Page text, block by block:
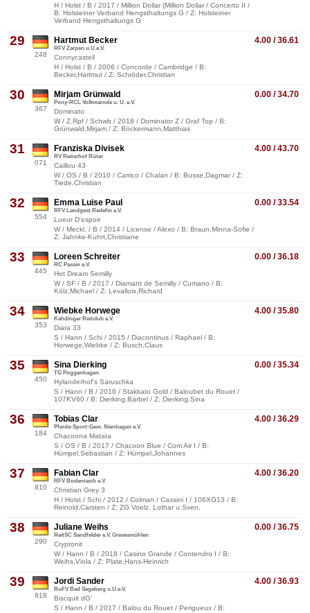
H / Holst / B / 2017 / Million Dollar (Million Dollar / Concerto II /
B: Holsteiner Verband Hengsthaltungs G / Z: Holsteiner
Verband Hengsthaltungs G
29
248
4.00 / 36.61
Hartmut Becker
RFV Zarpen u.U.e.V.
Connycastell
H / Holst / B / 2006 / Concorde / Cambridge / B:
Becker,Hartmut / Z: Schröder,Christian
30
367
0.00 / 34.70
Mirjam Grünwald
Pony-RCL Volkmarode u. U. e.V.
Dominato
W / Z.Rpf / Schwb / 2018 / Dominator Z / Graf Top / B:
Grünwald,Mirjam / Z: Böckermann,Matthias
31
071
4.00 / 43.70
Franziska Divisek
RV Reiterhof Rüter
Caillou 43
W / OS / B / 2010 / Carrico / Chalan / B: Busse,Dagmar / Z:
Tiede,Christian
32
554
0.00 / 33.54
Emma Luise Paul
RFV Landgest.Redefin e.V.
Lueur D'espoir
W / Meckl. / B / 2014 / License / Alexo / B: Braun,Minna-Sofie /
Z: Jahnke-Kuhrt,Christiane
33
445
0.00 / 36.18
Loreen Schreiter
RC Passin e.V.
Hot Dream Semilly
W / SF / B / 2017 / Diamant de Semilly / Cumano / B:
Kölz,Michael / Z: Levallois,Richard
34
353
4.00 / 35.80
Wiebke Horwege
Kehdinger Reitclub e.V.
Diara 33
S / Hann / Schi / 2015 / Diacontinus / Raphael / B:
Horwege,Wiebke / Z: Busch,Claus
35
450
0.00 / 35.34
Sina Dierking
TG Poggenhagen
Hylanderhof's Saruschka
S / Hann / B / 2016 / Stakkato Gold / Baloubet du Rouet /
107KV60 / B: Dierking,Bärbel / Z: Dierking,Sina
36
184
4.00 / 36.29
Tobias Clar
Pferde-Sport-Gem. Nienhagen e.V.
Chacoona Matata
S / OS / B / 2017 / Chacoon Blue / Com Air I / B:
Hümpel,Sebastian / Z: Hümpel,Johannes
37
810
4.00 / 36.20
Fabian Clar
RFV Bodenteich e.V.
Christian Grey 3
H / Holst / Schi / 2012 / Colman / Cassini I / 106XG13 / B:
Reinold,Carsten / Z: ZG Voelz, Lothar u.Sven,
38
290
0.00 / 36.75
Juliane Weihs
ReitSC Sandfelder e.V. Grevesmühlen
Cryptonit
W / Hann / B / 2018 / Casino Grande / Contendro I / B:
Weihs,Viola / Z: Plate,Hans-Heinrich
39
818
4.00 / 36.93
Jordi Sander
RuFV Bad Segeberg u.U.e.V.
Biscquit dG'
S / Hann / B / 2017 / Balou du Rouet / Perigueux / B: